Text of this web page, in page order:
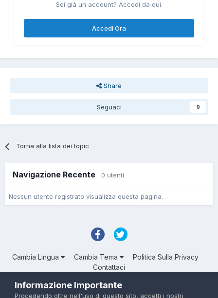
Sei già un account? Accedi da qui.
Accedi Ora
Share
Seguaci 9
Torna alla lista dei topic
Navigazione Recente 0 utenti
Nessun utente registrato visualizza questa pagina.
Cambia Lingua Cambia Tema
Politica Sulla Privacy
Contattaci
Powered by Invision Community
Informazione Importante
Procedendo oltre nell'uso di questo sito, accetti i nostri